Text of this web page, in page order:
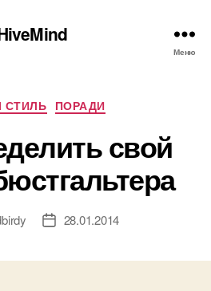
Меню
Категорії
СТИЛЬ ПОРАДИ
свой
Дата28.01.2014